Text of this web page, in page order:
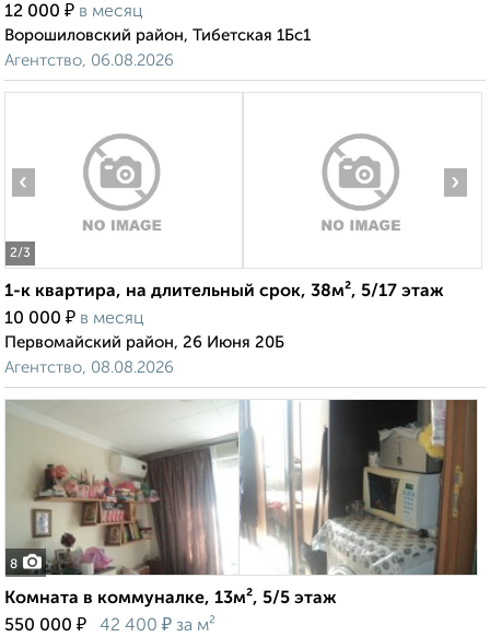
12 000 ₽ в месяц
Ворошиловский район, Тибетская 1Бс1
Агентство, 06.08.2026
2/3
‹ ›
1-к квартира, на длительный срок, 38м², 5/17 этаж
10 000 ₽ в месяц
Первомайский район, 26 Июня 20Б
Агентство, 08.08.2026
8
Комната в коммуналке, 13м², 5/5 этаж
550 000 ₽ 42 400 ₽ за м²